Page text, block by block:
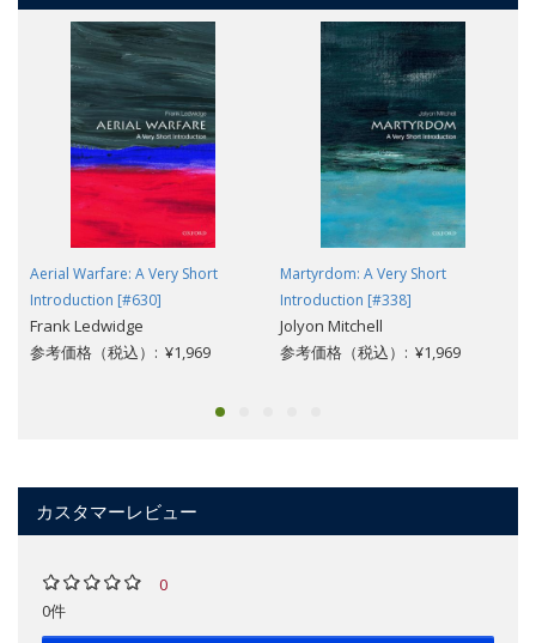
Aerial Warfare: A Very Short
Introduction [#630]
Frank Ledwidge
参考価格（税込）: ¥1,969
Martyrdom: A Very Short
Introduction [#338]
Jolyon Mitchell
参考価格（税込）: ¥1,969
カスタマーレビュー
0
0件